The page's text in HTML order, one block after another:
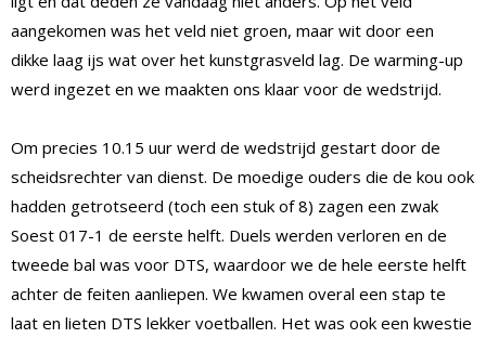
aangekomen was het veld niet groen, maar wit door een
dikke laag ijs wat over het kunstgrasveld lag. De warming-up
werd ingezet en we maakten ons klaar voor de wedstrijd.
Om precies 10.15 uur werd de wedstrijd gestart door de
scheidsrechter van dienst. De moedige ouders die de kou ook
hadden getrotseerd (toch een stuk of 8) zagen een zwak
Soest 017-1 de eerste helft. Duels werden verloren en de
tweede bal was voor DTS, waardoor we de hele eerste helft
achter de feiten aanliepen. We kwamen overal een stap te
laat en lieten DTS lekker voetballen. Het was ook een kwestie